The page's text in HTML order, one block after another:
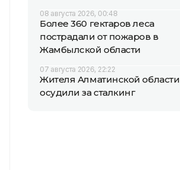
08 августа 2026, 00:48
Более 360 гектаров леса
пострадали от пожаров в
Жамбылской области
07 августа 2026, 22:22
Жителя Алматинской области
осудили за сталкинг